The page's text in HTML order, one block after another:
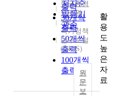
저자순
발행기
관순
출력
30개씩
출력
50개씩
출력
100개씩
출력
한국환경
연구원
2021
국가정책
연구포털
(NKIS)
원
문
보
활
용
도
높
은
자
료